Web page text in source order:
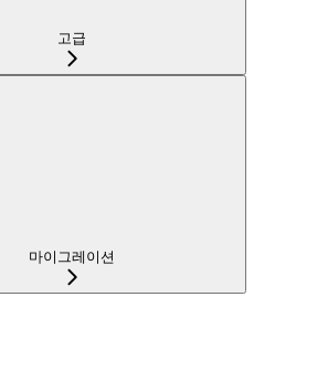
고급
마이그레이션